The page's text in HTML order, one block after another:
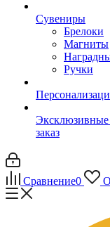
Сувениры
Брелоки
Магниты
Ручки
Эксклюзивные
заказ
Сравнение0